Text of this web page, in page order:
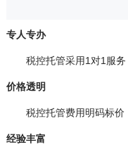
专人专办
税控托管采用1对1服务
价格透明
税控托管费用明码标价
经验丰富